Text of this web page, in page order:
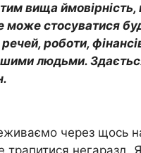
вища
може стосуватися
роботи,
людьми.
через щось
трапитися негаразд.